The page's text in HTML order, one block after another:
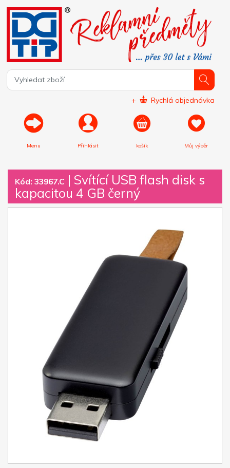
+ Rychlá objednávka
Menu Přihlásit košík Můj výběr
Kód: 33967.C | Svítící USB flash disk s
kapacitou 4 GB černý